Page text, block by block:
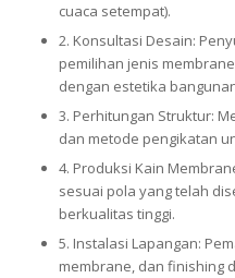
cuaca setempat).
2. Konsultasi Desain:
pemilihan jenis
dengan estetika
3. Perhitungan Struktur:
dan metode pengikatan
4. Produksi Kain
sesuai pola yang telah
berkualitas tinggi.
5. Instalasi Lapangan:
membrane, dan finishing